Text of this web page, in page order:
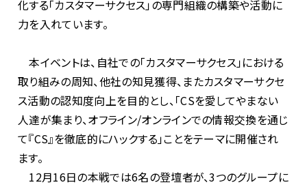
化する「カスタマーサクセス」の専門組織の構築や活動に
力を入れています。
本イベントは、自社での「カスタマーサクセス」における
取り組みの周知、他社の​​知見獲得、またカスタマーサクセ
ス活動の認知度向上を目的とし、「CSを愛してやまない
人達が集まり、オフライン/オンラインでの情報交換を通じ
て『CS』を徹底的にハックする」ことをテーマに開催され
ます。
12月16日の本戦では6名の登壇者が、3つのグループに